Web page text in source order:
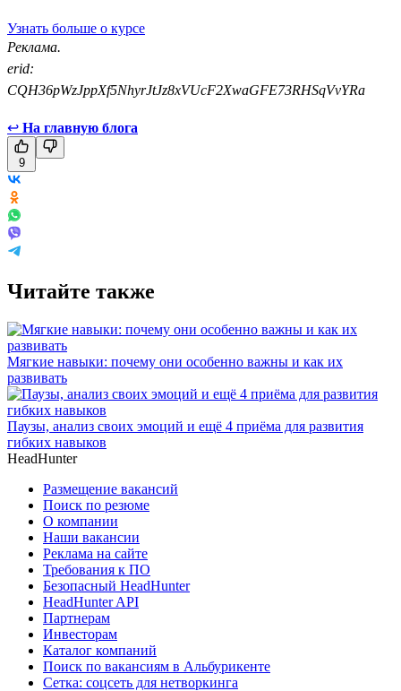
Узнать больше о курсе
Реклама.
erid:
CQH36pWzJppXf5NhyrJtJz8xVUcF2XwaGFE73RHSqVvYRa
↩ На главную блога
9
Читайте также
Мягкие навыки: почему они особенно важны и как их
развивать
Паузы, анализ своих эмоций и ещё 4 приёма для развития
гибких навыков
HeadHunter
Размещение вакансий
Поиск по резюме
О компании
Наши вакансии
Реклама на сайте
Требования к ПО
Безопасный HeadHunter
HeadHunter API
Партнерам
Инвесторам
Каталог компаний
Поиск по вакансиям в Альбурикенте
Сетка: соцсеть для нетворкинга